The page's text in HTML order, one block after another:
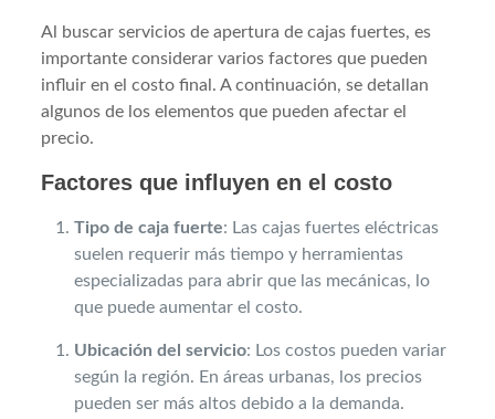
Al buscar servicios de apertura de cajas fuertes, es
importante considerar varios factores que pueden
influir en el costo final. A continuación, se detallan
algunos de los elementos que pueden afectar el
precio.
Factores que influyen en el costo
Tipo de caja fuerte: Las cajas fuertes eléctricas
suelen requerir más tiempo y herramientas
especializadas para abrir que las mecánicas, lo
que puede aumentar el costo.
Ubicación del servicio: Los costos pueden variar
según la región. En áreas urbanas, los precios
pueden ser más altos debido a la demanda.